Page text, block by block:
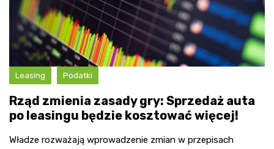
Leasing Podatki
Rząd zmienia zasady gry: Sprzedaż auta
po leasingu będzie kosztować więcej!
Władze rozważają wprowadzenie zmian w przepisach